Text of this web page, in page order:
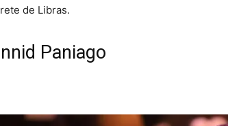
de Libras.
Paniago